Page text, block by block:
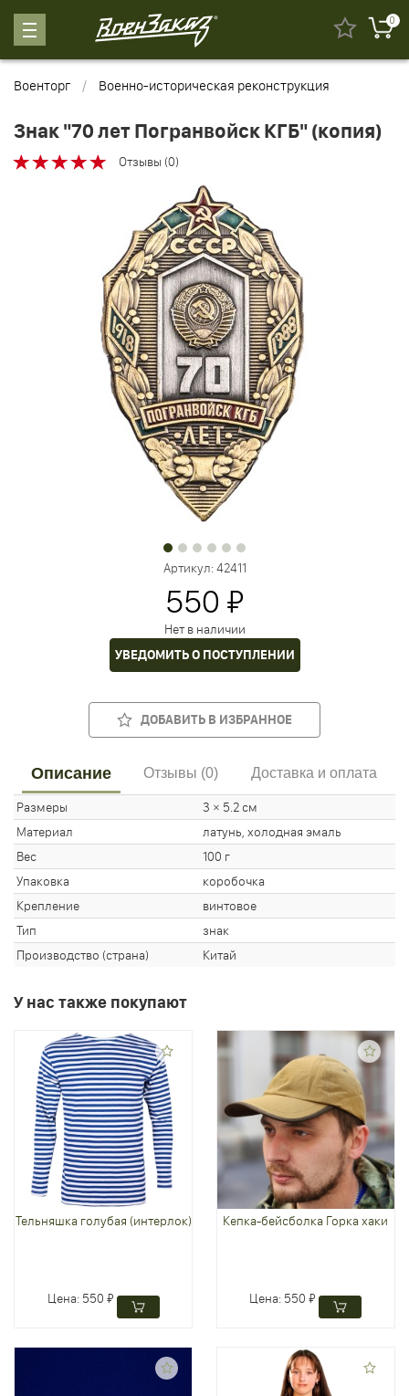
0
Военторг Военно-историческая реконструкция
Знак "70 лет Погранвойск КГБ" (копия)
Отзывы (0)
Артикул:42411
550 ₽
Нет в наличии
УВЕДОМИТЬ О ПОСТУПЛЕНИИ
ДОБАВИТЬ В ИЗБРАННОЕ
Описание Отзывы (0) Доставка и оплата
Размеры
3 × 5.2 см
Материал
латунь, холодная эмаль
Вес
100 г
Упаковка
коробочка
Крепление
винтовое
Тип
знак
Производство (страна)
Китай
У нас также покупают
Тельняшка голубая (интерлок)
Цена: 550 ₽
Кепка-бейсболка Горка хаки
Цена: 550 ₽